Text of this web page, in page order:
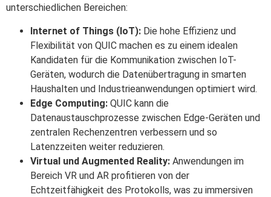
unterschiedlichen Bereichen:
Internet of Things (IoT): Die hohe Effizienz und
Flexibilität von QUIC machen es zu einem idealen
Kandidaten für die Kommunikation zwischen IoT-
Geräten, wodurch die Datenübertragung in smarten
Haushalten und Industrieanwendungen optimiert wird.
Edge Computing: QUIC kann die
Datenaustauschprozesse zwischen Edge-Geräten und
zentralen Rechenzentren verbessern und so
Latenzzeiten weiter reduzieren.
Virtual und Augmented Reality: Anwendungen im
Bereich VR und AR profitieren von der
Echtzeitfähigkeit des Protokolls, was zu immersiven